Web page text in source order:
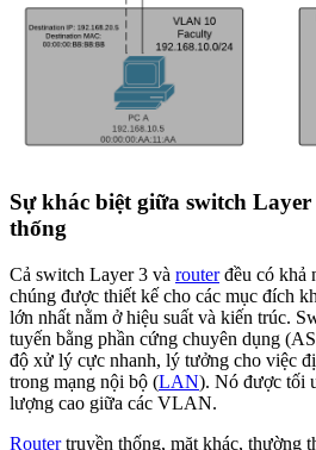
Sự khác biệt giữa switch
thống
Cả switch Layer 3 và routerđều có khả
chúng được thiết kế cho các mục đích
lớn nhất nằm ở hiệu suất và kiến trúc.
tuyến bằng phần cứng chuyên dụng
độ xử lý cực nhanh, lý tưởng cho việc
trong mạng nội bộ (LAN). Nó được tối
lượng cao giữa các VLAN.
Routertruyền thống, mặt khác, thường